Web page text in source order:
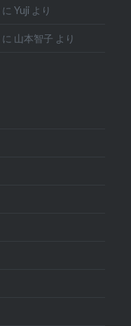
にYuji より
に 山本智子 より